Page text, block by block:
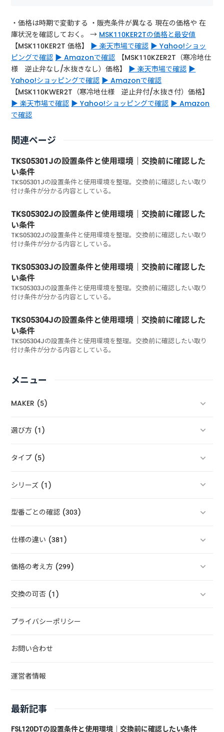
・価格は時期で変動する ・販売条件が異なる 現在の価格や 在
庫状況を確認しておく。 → MSK110KER2Tの価格と最安値
【MSK110KER2T 価格】 ▶ 楽天市場で確認 ▶ Yahoo!ショッ
ピングで確認 ▶ Amazonで確認 【MSK110KZER2T（寒冷地仕
様 逆止弁なし/水抜きなし）価格】 ▶ 楽天市場で確認 ▶
Yahoo!ショッピングで確認 ▶ Amazonで確認
【MSK110KWER2T（寒冷地仕様 逆止弁付/水抜き付）価格】
▶ 楽天市場で確認 ▶ Yahoo!ショッピングで確認 ▶ Amazon
で確認
関連ページ
TKS05301Jの設置条件と使用環境｜交換前に確認した
い条件
TKS05301Jの設置条件と使用環境を整理。交換前に確認したい取り
付け条件が分かる内容としている。
TKS05302Jの設置条件と使用環境｜交換前に確認した
い条件
TKS05302Jの設置条件と使用環境を整理。交換前に確認したい取り
付け条件が分かる内容としている。
TKS05303Jの設置条件と使用環境｜交換前に確認した
い条件
TKS05303Jの設置条件と使用環境を整理。交換前に確認したい取り
付け条件が分かる内容としている。
TKS05304Jの設置条件と使用環境｜交換前に確認した
い条件
TKS05304Jの設置条件と使用環境を整理。交換前に確認したい取り
付け条件が分かる内容としている。
メニュー
MAKER (5)
選び方 (1)
タイプ (5)
シリーズ (1)
型番ごとの確認 (303)
仕様の違い (381)
価格の考え方 (299)
交換の可否 (1)
プライバシーポリシー
お問い合わせ
運営者情報
最新記事
FSL120DTの設置条件と使用環境｜交換前に確認したい条件